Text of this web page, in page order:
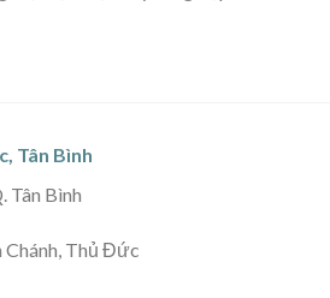
Tân Bình
Tân Bình
Chánh, Thủ Đức